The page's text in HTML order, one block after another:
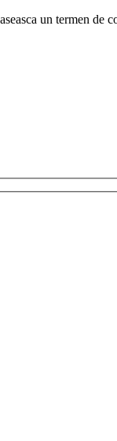
un termen